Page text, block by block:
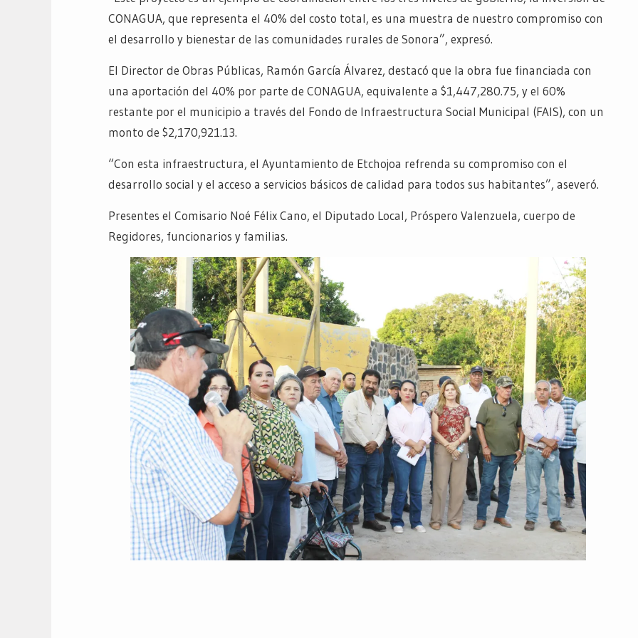
CONAGUA, que representa el 40% del costo total, es una muestra de nuestro compromiso con
el desarrollo y bienestar de las comunidades rurales de Sonora”, expresó.
El Director de Obras Públicas, Ramón García Álvarez, destacó que la obra fue financiada con
una aportación del 40% por parte de CONAGUA, equivalente a $1,447,280.75, y el 60%
restante por el municipio a través del Fondo de Infraestructura Social Municipal (FAIS), con un
monto de $2,170,921.13.
“Con esta infraestructura, el Ayuntamiento de Etchojoa refrenda su compromiso con el
desarrollo social y el acceso a servicios básicos de calidad para todos sus habitantes”, aseveró.
Presentes el Comisario Noé Félix Cano, el Diputado Local, Próspero Valenzuela, cuerpo de
Regidores, funcionarios y familias.